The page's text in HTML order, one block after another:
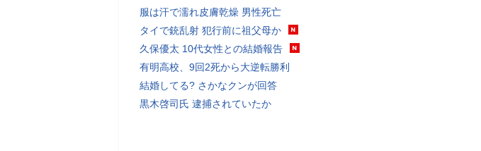
服は汗で濡れ皮膚乾燥 男性死亡
タイで銃乱射 犯行前に祖父母か
久保優太 10代女性との結婚報告
有明高校、9回2死から大逆転勝利
結婚してる? さかなクンが回答
黒木啓司氏 逮捕されていたか